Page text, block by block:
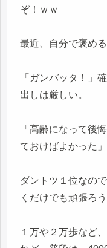
ぞ！ｗｗ
最近、自分で褒め
「ガンバッタ！」
出しは厳しい。
「高齢になって後
ておけばよかった」
ダントツ１位なの
くだけでも頑張ろ
１万や２万歩など